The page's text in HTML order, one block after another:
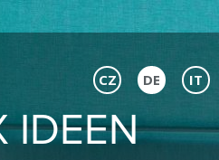
IDEEN
CZ DE IT